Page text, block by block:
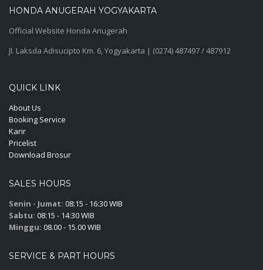
HONDA ANUGERAH YOGYAKARTA
Official Website Honda Anugerah
Jl. Laksda Adisucipto Km. 6, Yogyakarta | (0274) 487497 / 487912
QUICK LINK
About Us
Booking Service
Karir
Pricelist
Download Brosur
SALES HOURS
Senin - Jumat: 08:15 - 16:30 WIB
Sabtu: 08:15 - 14:30 WIB
Minggu: 08.00 - 15.00 WIB
SERVICE & PART HOURS